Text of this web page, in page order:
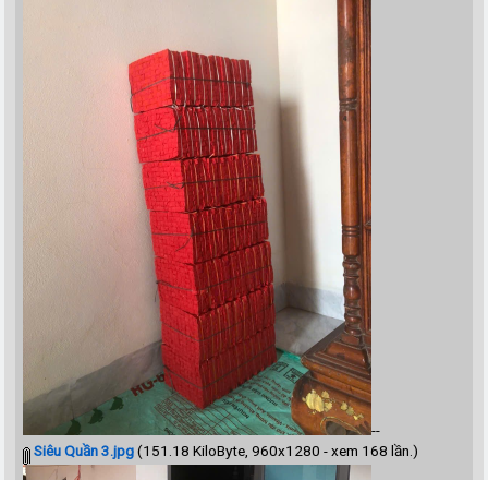
--
Siêu Quần 3.jpg(151.18 KiloByte, 960x1280 - xem 168 lần.)